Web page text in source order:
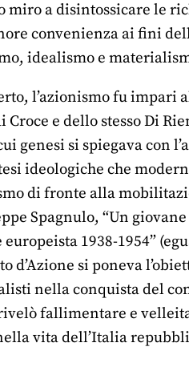
miro a disintossicare le
convenienza ai fini
idealismo e
l’azionismo fu impari
e dello stesso Di
genesi si spiegava con
ideologiche che
di fronte alla
Spagnulo, “Un
1938-1954”
d’Azione si poneva
nella conquista del
fallimentare e
vita dell’Italia